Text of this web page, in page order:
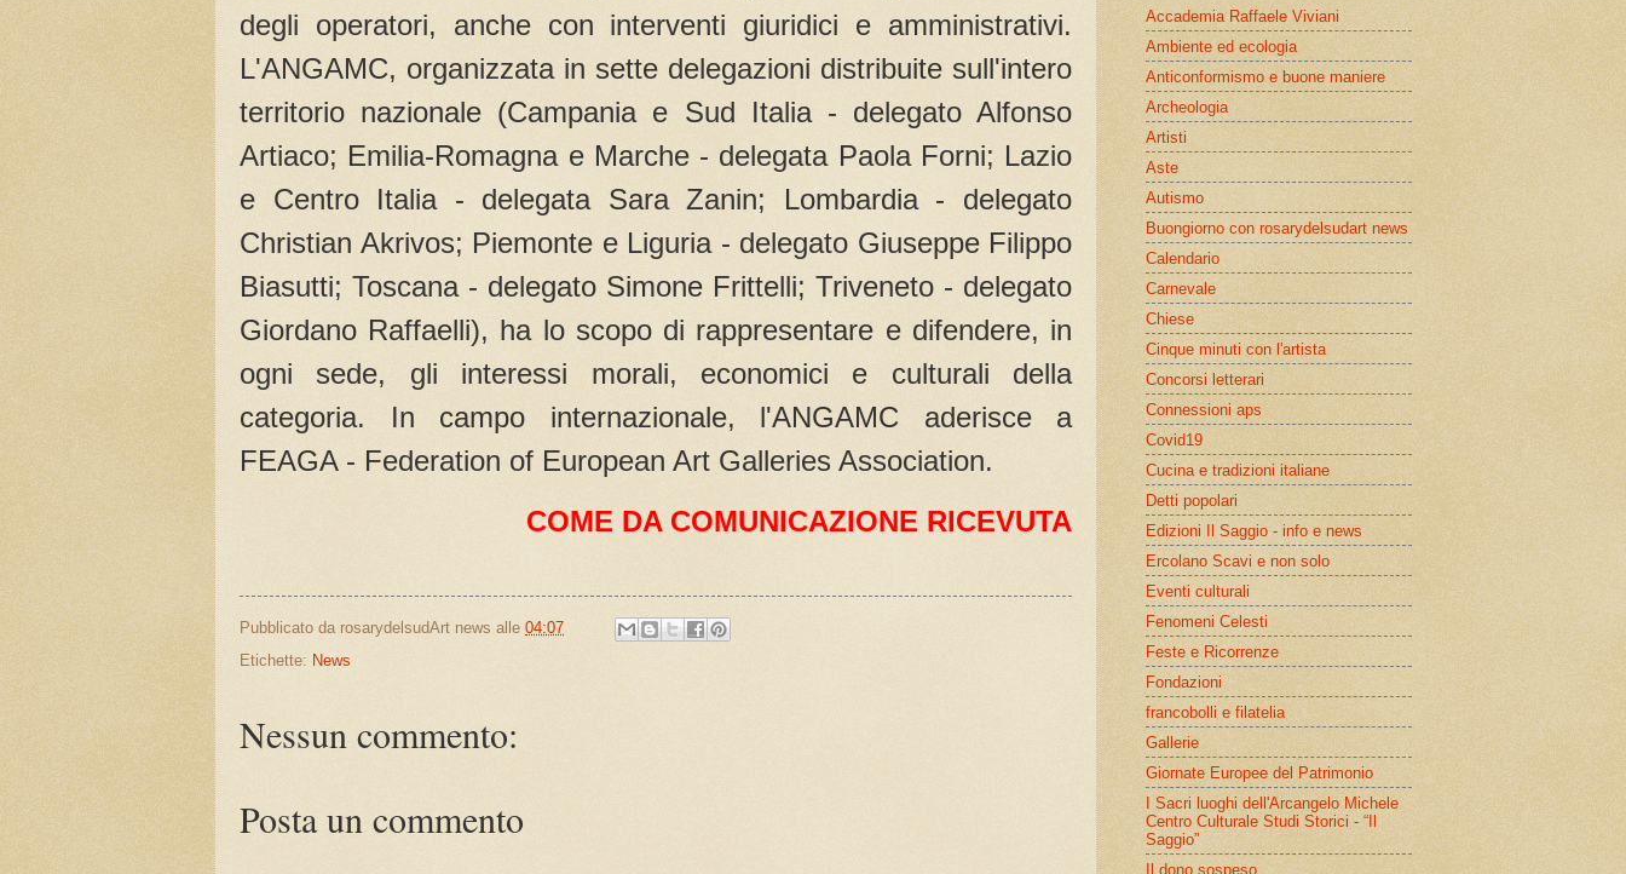
degli operatori, anche con interventi giuridici e amministrativi.
L'ANGAMC, organizzata in sette delegazioni distribuite sull'intero
territorio nazionale (Campania e Sud Italia - delegato Alfonso
Artiaco; Emilia-Romagna e Marche - delegata Paola Forni; Lazio
e Centro Italia - delegata Sara Zanin; Lombardia - delegato
Christian Akrivos; Piemonte e Liguria - delegato Giuseppe Filippo
Biasutti; Toscana - delegato Simone Frittelli; Triveneto - delegato
Giordano Raffaelli), ha lo scopo di rappresentare e difendere, in
ogni sede, gli interessi morali, economici e culturali della
categoria. In campo internazionale, l'ANGAMC aderisce a
FEAGA - Federation of European Art Galleries Association.
COME DA COMUNICAZIONE RICEVUTA
Pubblicato da rosarydelsudArt news alle 04:07
Etichette: News
Nessun commento:
Posta un commento
Accademia Raffaele Viviani
Ambiente ed ecologia
Anticonformismo e buone maniere
Archeologia
Artisti
Aste
Autismo
Buongiorno con rosarydelsudart news
Calendario
Carnevale
Chiese
Cinque minuti con l'artista
Concorsi letterari
Connessioni aps
Covid19
Cucina e tradizioni italiane
Detti popolari
Edizioni Il Saggio - info e news
Ercolano Scavi e non solo
Eventi culturali
Fenomeni Celesti
Feste e Ricorrenze
Fondazioni
francobolli e filatelia
Gallerie
Giornate Europee del Patrimonio
I Sacri luoghi dell'Arcangelo Michele
Centro Culturale Studi Storici - “Il
Saggio”
Il dono sospeso